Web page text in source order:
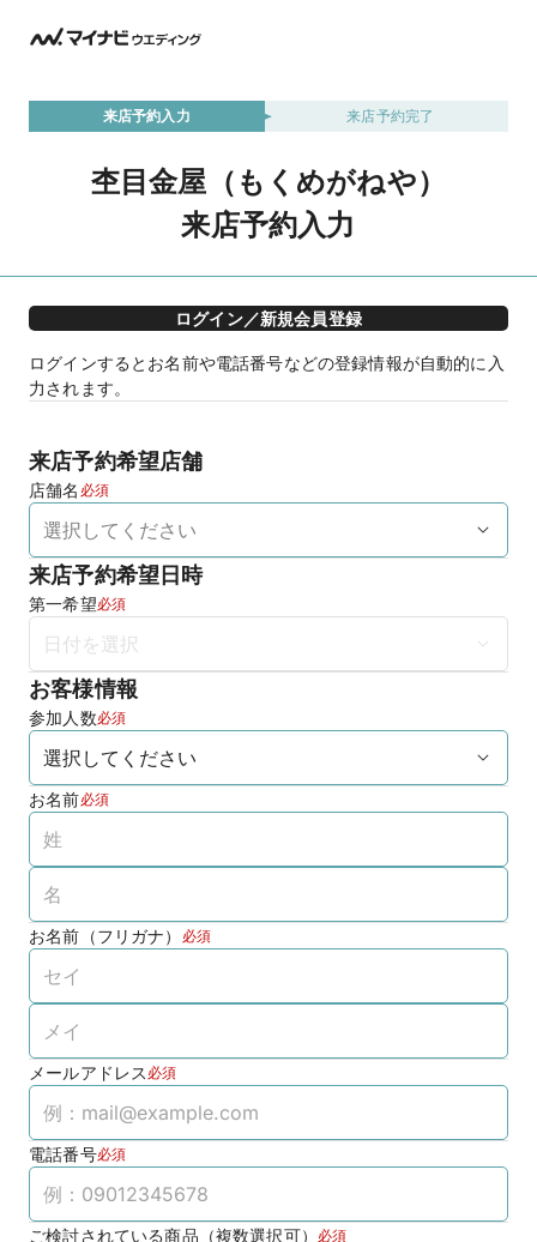
来店予約入力 来店予約完了
杢目金屋（もくめがねや）
来店予約入力
ログイン／新規会員登録
ログインするとお名前や電話番号などの登録情報が自動的に入
力されます。
来店予約希望店舗
店舗名 必須
来店予約希望日時
第一希望必須
お客様情報
参加人数必須
お名前必須
お名前（フリガナ） 必須
メールアドレス 必須
電話番号必須
ご検討されている商品（複数選択可）
必須